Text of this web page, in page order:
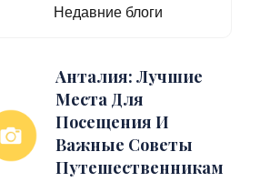
Недавние блоги
Анталия: Лучшие
Места Для
Посещения И
Важные Советы
Путешественникам